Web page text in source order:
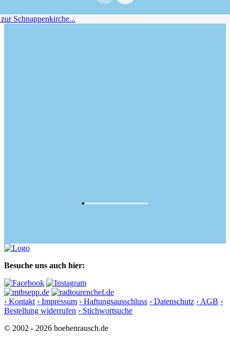
Besuche uns auch hier:
› Kontakt › Impressum › Haftungsausschluss › Datenschutz › AGB ›
Bestellung widerrufen › Stichwortsuche
© 2002 - 2026 hoehenrausch.de